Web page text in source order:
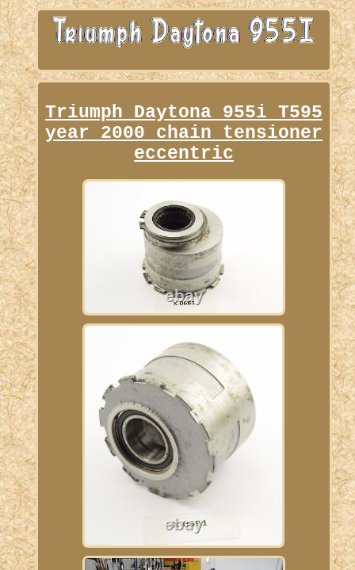
Triumph Daytona 955i T595
year 2000 chain tensioner
eccentric